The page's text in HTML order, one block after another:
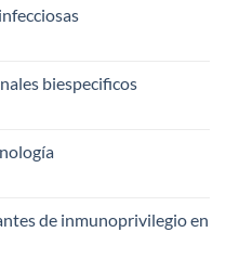
biespecificos
de inmunoprivilegio en